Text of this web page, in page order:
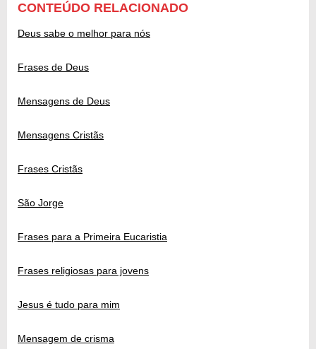
CONTEÚDO RELACIONADO
Deus sabe o melhor para nós
Frases de Deus
Mensagens de Deus
Mensagens Cristãs
Frases Cristãs
São Jorge
Frases para a Primeira Eucaristia
Frases religiosas para jovens
Jesus é tudo para mim
Mensagem de crisma